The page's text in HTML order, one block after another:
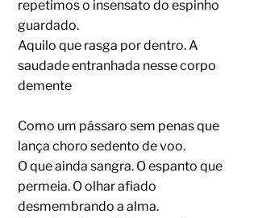
repetimos o insensato do espinho
guardado.
Aquilo que rasga por dentro. A
saudade entranhada nesse corpo
demente
Como um pássaro sem penas que
lança choro sedento de voo.
O que ainda sangra. O espanto que
permeia. O olhar afiado
desmembrando a alma.